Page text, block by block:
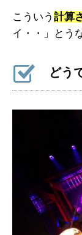
こういう 計算
イ・・」とう
どう